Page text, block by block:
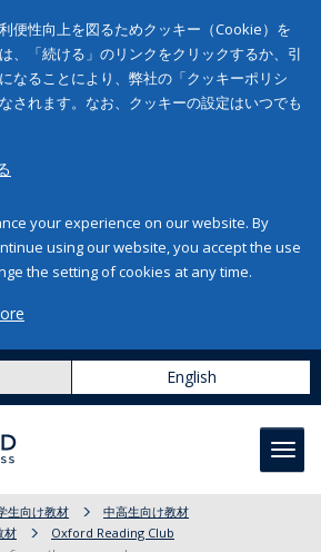
便性向上を図るためクッキー（Cookie）を
、「続ける」のリンクをクリックするか、引
なることにより、弊社の「クッキーポリシ
されます。なお、クッキーの設定はいつでも
your experience on our website. By
using our website, you accept the use
the setting of cookies at any time.
English
生向け教材
中高生向け教材
材
Oxford Reading Club